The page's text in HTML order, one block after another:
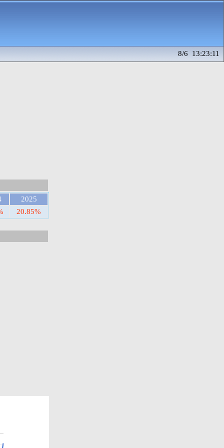
8/6 13:23:11
2025
20.85%